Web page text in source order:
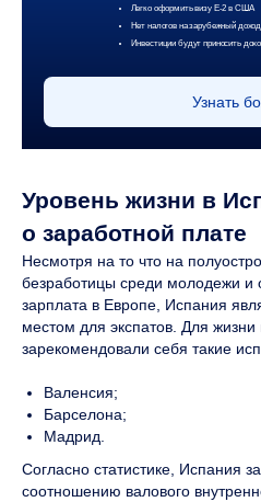
Легко оформить визу Е-2 в США
Нет налогов на зарубежный
Инвестиции будут приносить
Узнать
Уровень жизни в
о заработной плате
Несмотря на то что на
безработицы среди молодежи и
зарплата в Европе, Испания
местом для экспатов. Для
зарекомендовали себя такие
Валенсия;
Барселона;
Мадрид.
Согласно статистике, Испания
соотношению валового